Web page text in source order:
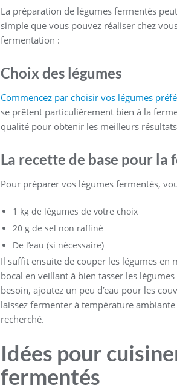
La préparation de légumes fermentés
simple que vous pouvez réaliser chez
fermentation :
Choix des légumes
Commencez par choisir vos légumes
se prêtent particulièrement bien à la
qualité pour obtenir les meilleurs
La recette de base pour la
Pour préparer vos légumes fermentés,
1 kg de légumes de votre choix
20 g de sel non raffiné
De l’eau (si nécessaire)
Il suffit ensuite de couper les légumes en
bocal en veillant à bien tasser les
besoin, ajoutez un peu d’eau pour les
laissez fermenter à température
recherché.
Idées pour
fermentés